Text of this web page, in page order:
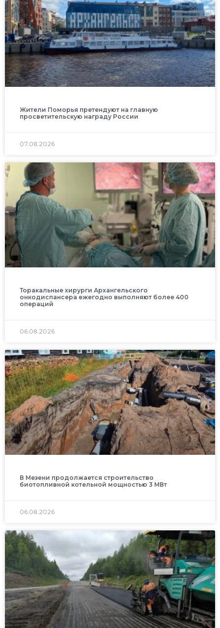
Жители Поморья претендуют на главную
просветительскую награду России
07.08.2026
Торакальные хирурги Архангельского
онкодиспансера ежегодно выполняют более 400
операций
06.08.2026
В Мезени продолжается строительство
биотопливной котельной мощностью 3 МВт
06.08.2026